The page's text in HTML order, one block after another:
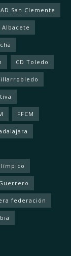
AD San Clemente
CD Toledo
FFCM
federación